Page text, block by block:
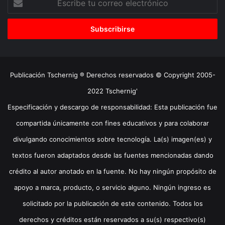
correo
Publicación Tschernig ® Derechos reservados © Copyright 2005-
2022 Tschernig'
Especificación y descargo de responsabilidad: Esta publicación fue
compartida únicamente con fines educativos y para colaborar
divulgando conocimientos sobre tecnología. La(s) imagen(es) y
textos fueron adaptados desde las fuentes mencionadas dando
crédito al autor anotado en la fuente. No hay ningún propósito de
apoyo a marca, producto, o servicio alguno. Ningún ingreso es
solicitado por la publicación de este contenido. Todos los
derechos y créditos están reservados a su(s) respectivo(s)